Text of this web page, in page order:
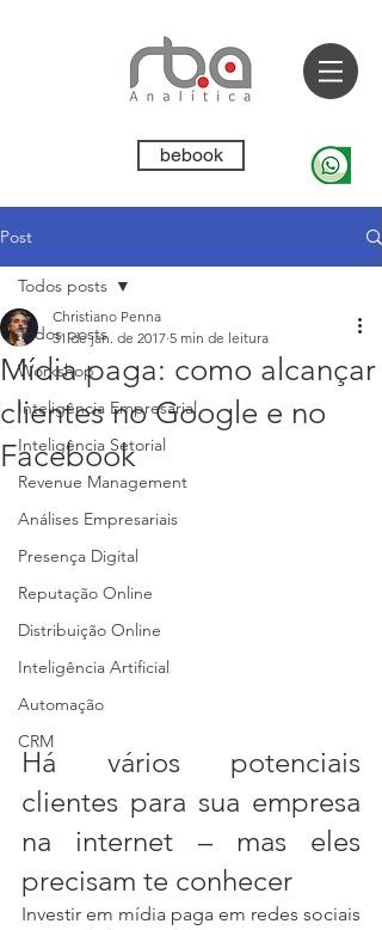
bebook
Post
Todos posts
Workshop
Inteligência Empresarial
Inteligência Setorial
Revenue Management
Análises Empresariais
Presença Digital
Reputação Online
Distribuição Online
Inteligência Artificial
Automação
CRM
Todos posts
Mídia paga: como alcançar
clientes no Google e no
Facebook
Christiano Penna
31 de jan. de 2017 5 min de leitura
Há vários potenciais
clientes para sua empresa
na internet – mas eles
precisam te conhecer
Investir em mídia paga em redes sociais